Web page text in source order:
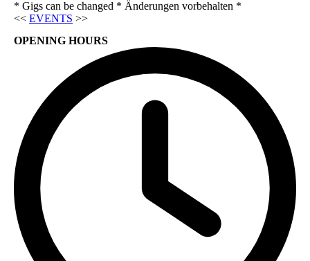
* Gigs can be changed * Änderungen vorbehalten *
<< EVENTS >>
OPENING HOURS